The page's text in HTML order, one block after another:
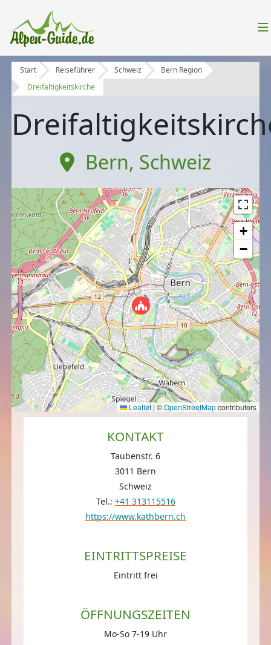
Start Reiseführer Schweiz
Bern Region
Dreifaltigkeitskirche
Bern, Schweiz
+
−
Leaflet |©OpenStreetMapcontributors
KONTAKT
Taubenstr. 6
3011 Bern
Schweiz
Tel.: +41 313115516
https://www.kathbern.ch
EINTRITTSPREISE
Eintritt frei
ÖFFNUNGSZEITEN
Mo-So 7-19 Uhr